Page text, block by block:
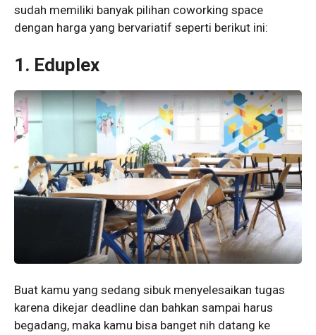
sudah memiliki banyak pilihan coworking space
dengan harga yang bervariatif seperti berikut ini:
1. Eduplex
Buat kamu yang sedang sibuk menyelesaikan tugas
karena dikejar deadline dan bahkan sampai harus
begadang, maka kamu bisa banget nih datang ke